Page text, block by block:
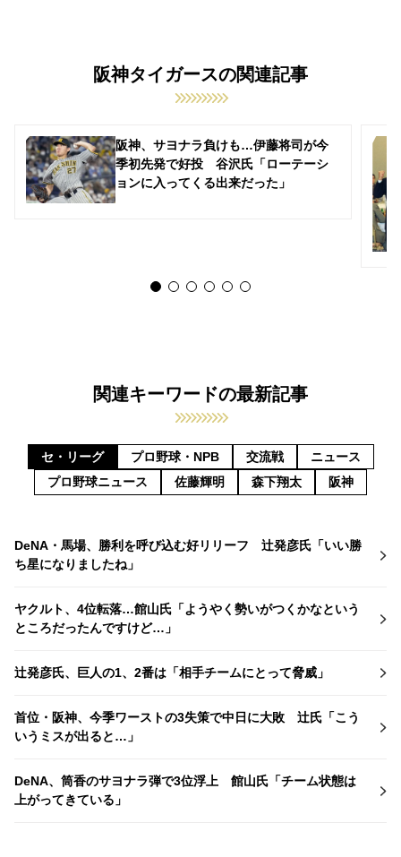
阪神タイガースの関連記事
阪神、サヨナラ負けも…伊藤将司が今
季初先発で好投 谷沢氏「ローテーシ
ョンに入ってくる出来だった」
関連キーワードの最新記事
セ・リーグ プロ野球・NPB 交流戦
ニュース
プロ野球ニュース
佐藤輝明 森下翔太 阪神
DeNA・馬場、勝利を呼び込む好リリーフ 辻発彦氏「いい勝
ち星になりましたね」
ヤクルト、4位転落…館山氏「ようやく勢いがつくかなという
ところだったんですけど…」
辻発彦氏、巨人の1、2番は「相手チームにとって脅威」
首位・阪神、今季ワーストの3失策で中日に大敗 辻氏「こう
いうミスが出ると…」
DeNA、筒香のサヨナラ弾で3位浮上 館山氏「チーム状態は
上がってきている」